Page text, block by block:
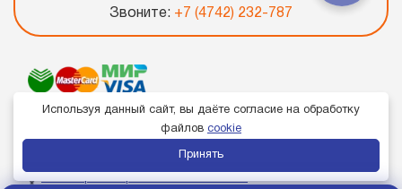
Звоните: +7 (4742) 232-787
Используя данный сайт, вы даёте согласие на обработку
файлов cookie
Принять